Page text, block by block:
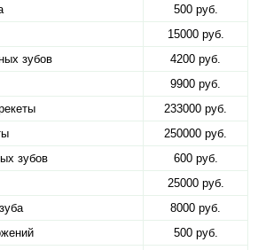
500 руб.
15000 руб.
зубов
4200 руб.
9900 руб.
233000 руб.
250000 руб.
зубов
600 руб.
25000 руб.
8000 руб.
500 руб.